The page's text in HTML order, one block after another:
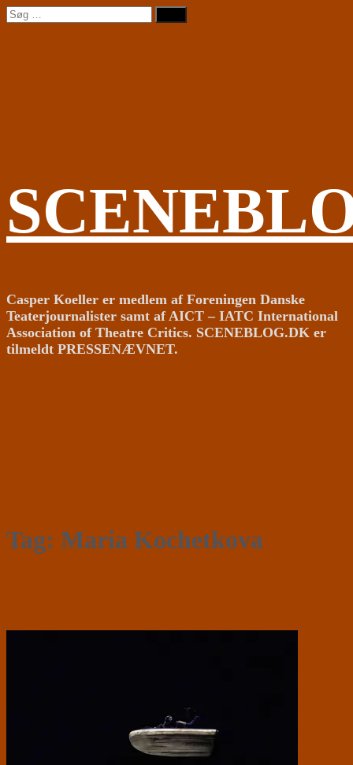
Videre
til
Søg
efter:
Casper Koeller er medlem af Foreningen Danske
Teaterjournalister samt af AICT – IATC International
Association of Theatre Critics. SCENEBLOG.DK er
tilmeldt PRESSENÆVNET.
Tag: Maria Kochetkova